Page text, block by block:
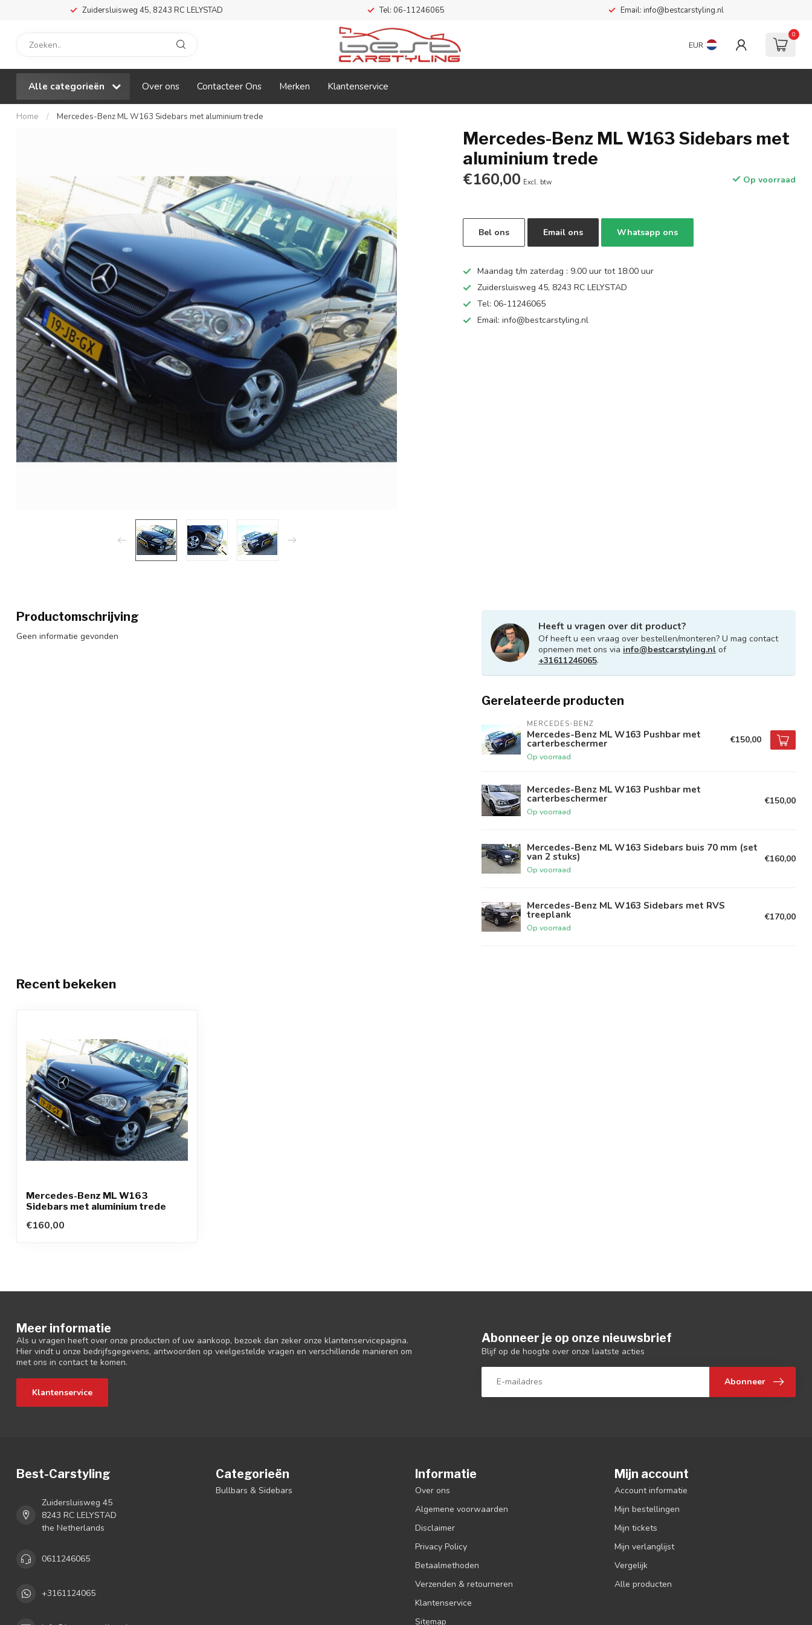
Zuidersluisweg 45, 8243 RC LELYSTAD Tel: 06-11246065 Email: info@bestcarstyling.nl
EUR
0
Alle categorieën Over ons Contacteer Ons Merken Klantenservice
Home / Mercedes-Benz ML W163 Sidebars met aluminium trede
Mercedes-Benz ML W163 Sidebars met
aluminium trede
€160,00 Excl. btw Op voorraad
Bel ons Email ons Whatsapp ons
Maandag t/m zaterdag : 9.00 uur tot 18:00 uur
Zuidersluisweg 45, 8243 RC LELYSTAD
Tel: 06-11246065
Email:info@bestcarstyling.nl
Productomschrijving
Geen informatie gevonden
Heeft u vragen over dit product?
Of heeft u een vraag over bestellen/monteren? U mag contact
opnemen met ons via info@bestcarstyling.nl of
+31611246065.
Gerelateerde producten
MERCEDES-BENZ
Mercedes-Benz ML W163 Pushbar met
carterbeschermer
Op voorraad
€150,00
Mercedes-Benz ML W163 Pushbar met
carterbeschermer
Op voorraad
€150,00
Mercedes-Benz ML W163 Sidebars buis 70 mm (set
van 2 stuks)
Op voorraad
€160,00
Mercedes-Benz ML W163 Sidebars met RVS
treeplank
Op voorraad
€170,00
Recent bekeken
Mercedes-Benz ML W163
Sidebars met aluminium trede
€160,00
Meer informatie
Als u vragen heeft over onze producten of uw aankoop, bezoek dan zeker onze klantenservicepagina.
Hier vindt u onze bedrijfsgegevens, antwoorden op veelgestelde vragen en verschillende manieren om
met ons in contact te komen.
Klantenservice
Abonneer je op onze nieuwsbrief
Blijf op de hoogte over onze laatste acties
Abonneer
Best-Carstyling
Zuidersluisweg 45
8243 RC LELYSTAD
the Netherlands
0611246065
+3161124065
Categorieën
Bullbars & Sidebars
Informatie
Over ons
Algemene voorwaarden
Disclaimer
Privacy Policy
Betaalmethoden
Verzenden & retourneren
Klantenservice
Sitemap
Mijn account
Account informatie
Mijn bestellingen
Mijn tickets
Mijn verlanglijst
Vergelijk
Alle producten